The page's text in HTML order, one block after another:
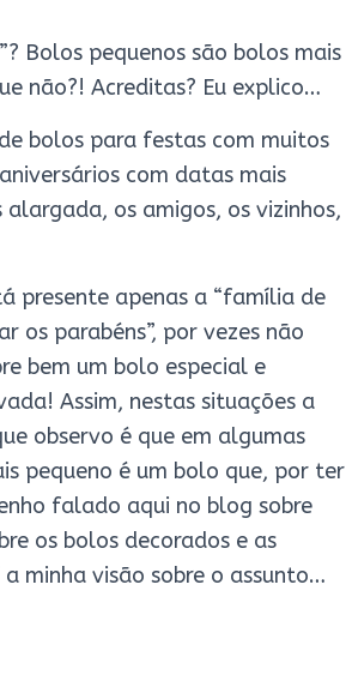
Bolos pequenos são bolos mais
não?! Acreditas? Eu explico…
de bolos para festas com muitos
com datas mais
os amigos, os vizinhos,
presente apenas a “família de
os parabéns”, por vezes não
bem um bolo especial e
Assim, nestas situações a
observo é que em algumas
pequeno é um bolo que, por ter
falado aqui no blog sobre
os bolos decorados e as
minha visão sobre o assunto…